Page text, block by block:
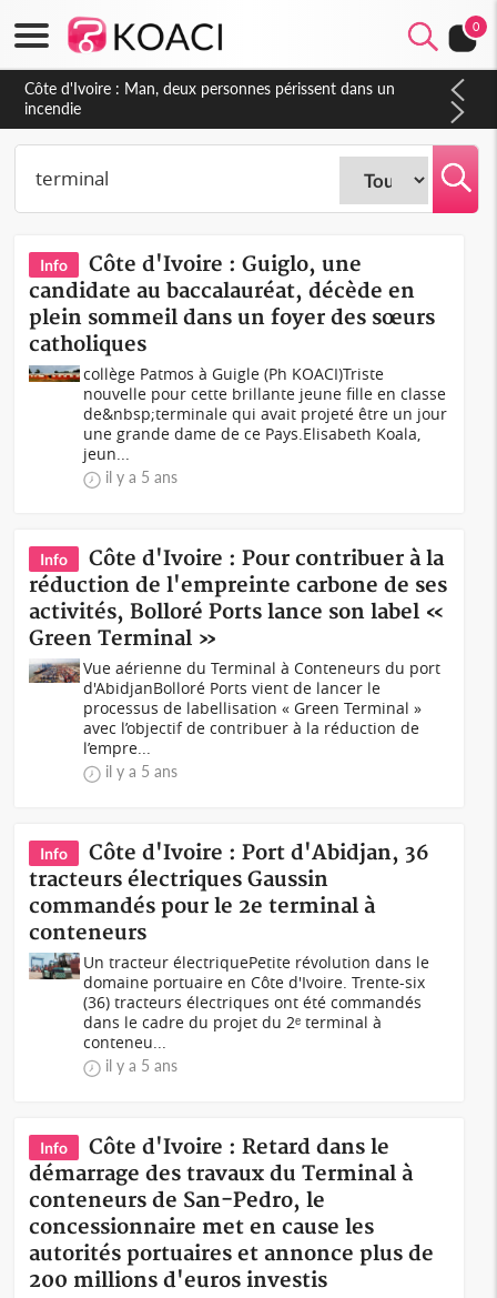
0
Côte d'Ivoire : Séileu, la célébration de la fête nationale
transformée en vaste campagne contre les produits
dépigmentants dangereux
Info
Côte d'Ivoire : Guiglo, une
candidate au baccalauréat, décède en
plein sommeil dans un foyer des sœurs
catholiques
collège Patmos à Guigle (Ph KOACI)Triste
nouvelle pour cette brillante jeune fille en classe
de&nbsp;terminale qui avait projeté être un jour
une grande dame de ce Pays.Elisabeth Koala,
jeun...
il y a 5 ans
Info
Côte d'Ivoire : Pour contribuer à la
réduction de l'empreinte carbone de ses
activités, Bolloré Ports lance son label «
Green Terminal »
Vue aérienne du Terminal à Conteneurs du port
d'Abidjan Bolloré Ports vient de lancer le
processus de labellisation « Green Terminal »
avec l’objectif de contribuer à la réduction de
l’empre...
il y a 5 ans
Info
Côte d'Ivoire : Port d'Abidjan, 36
tracteurs électriques Gaussin
commandés pour le 2e terminal à
conteneurs
Un tracteur électrique Petite révolution dans le
domaine portuaire en Côte d'Ivoire. Trente-six
(36) tracteurs électriques ont été commandés
dans le cadre du projet du 2ᵉ terminal à
conteneu...
il y a 5 ans
Info
Côte d'Ivoire : Retard dans le
démarrage des travaux du Terminal à
conteneurs de San-Pedro, le
concessionnaire met en cause les
autorités portuaires et annonce plus de
200 millions d'euros investis